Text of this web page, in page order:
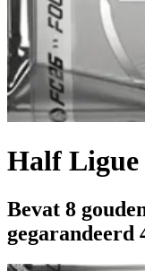
Half
Bevat 8
gegarandeerd